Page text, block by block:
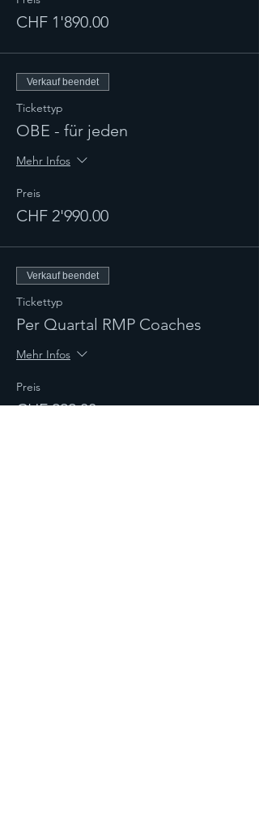
CHF 1'890.00
Verkauf beendet
Tickettyp
OBE - für jeden
Mehr Infos
Preis
CHF 2'990.00
Verkauf beendet
Tickettyp
Per Quartal RMP Coaches
Mehr Infos
Preis
CHF 222.00